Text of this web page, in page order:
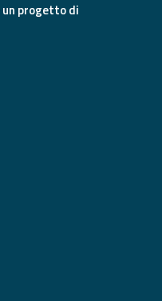
un progetto di